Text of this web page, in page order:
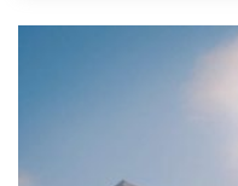
sea impedit